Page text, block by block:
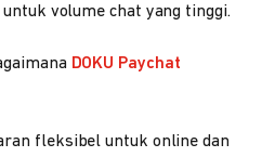
volume chat yang tinggi.
DOKU Paychat
fleksibel untuk online dan